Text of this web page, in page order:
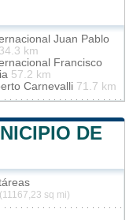
Juan Pablo
34.3 km
Francisco
57.2 km
Carnevalli 71.7 km
DE
(11167,23 sq mi)